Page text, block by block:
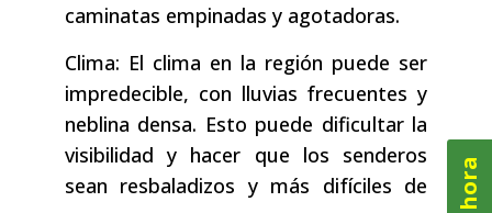
caminatas empinadas y agotadoras.
Clima: El clima en la región puede ser
impredecible, con lluvias frecuentes y
neblina densa. Esto puede dificultar la
visibilidad y hacer que los senderos
sean resbaladizos y más difíciles de